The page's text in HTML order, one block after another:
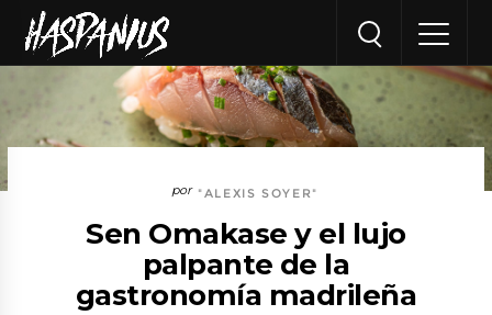
"ALEXIS SOYER"
Sen Omakase y el lujo
palpante de la
gastronomía madrileña